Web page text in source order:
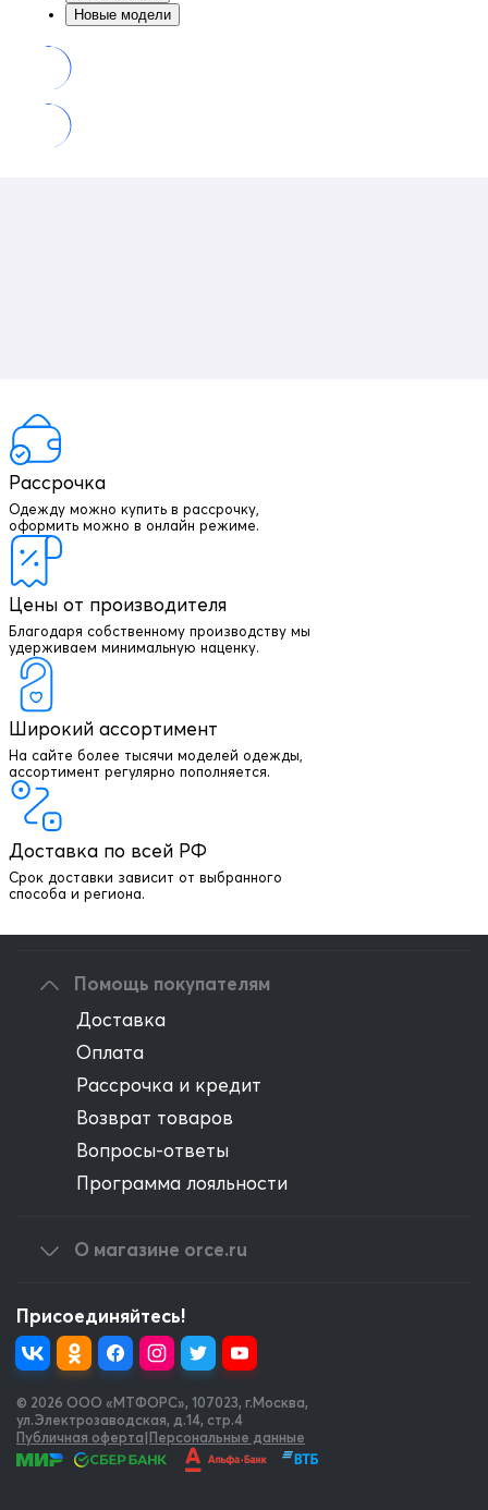
Новые модели
Рассрочка
Одежду можно купить в рассрочку,
оформить можно в онлайн режиме.
Цены от производителя
Благодаря собственному производству мы
удерживаем минимальную наценку.
Широкий ассортимент
На сайте более тысячи моделей одежды,
ассортимент регулярно пополняется.
Доставка по всей РФ
Срок доставки зависит от выбранного
способа и региона.
+7 903 003 03 79
Написать директору
Помощь покупателям
Доставка
Оплата
Рассрочка и кредит
Возврат товаров
Вопросы-ответы
Программа лояльности
О магазине orce.ru
Присоединяйтесь!
© 2026 OOO «МТФОРС», 107023, г.Москва,
ул.Электрозаводская, д.14, стр.4
Публичная оферта|Персональные данные